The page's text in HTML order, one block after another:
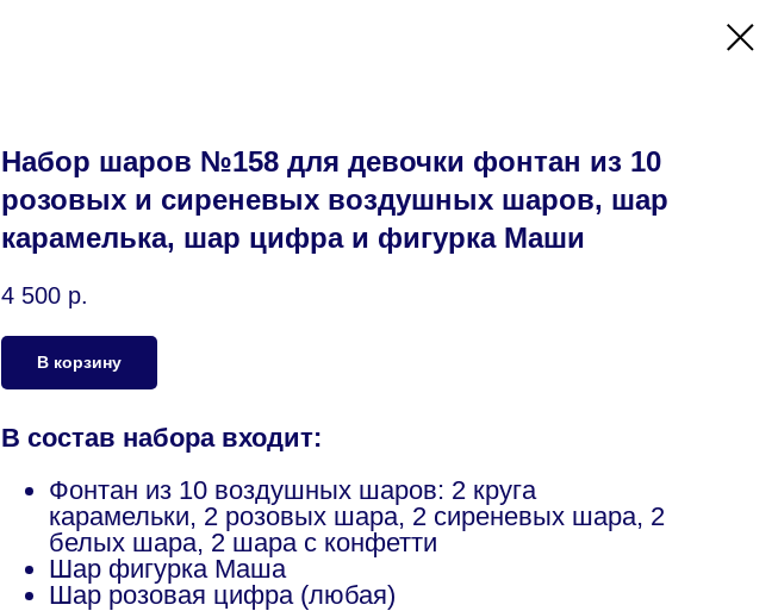
Набор шаров №158 для девочки фонтан из 10
розовых и сиреневых воздушных шаров, шар
карамелька, шар цифра и фигурка Маши
4 500 р.
В корзину
В состав набора входит:
Фонтан из 10 воздушных шаров: 2 круга
карамельки, 2 розовых шара, 2 сиреневых шара, 2
белых шара, 2 шара с конфетти
Шар фигурка Маша
Шар розовая цифра (любая)